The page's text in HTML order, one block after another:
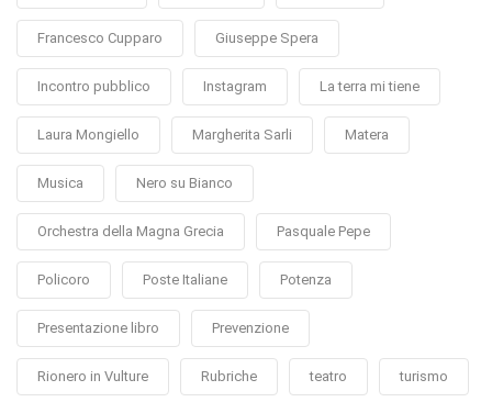
Francesco Cupparo Giuseppe Spera
Incontro pubblico Instagram La terra mi tiene
Laura Mongiello Margherita Sarli Matera
Musica Nero su Bianco
Orchestra della Magna Grecia Pasquale Pepe
Policoro Poste Italiane Potenza
Presentazione libro Prevenzione
Rionero in Vulture Rubriche teatro turismo